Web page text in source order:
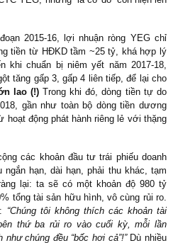
con số doanh thu 70 triệu mỹ kim
biệt khi so sánh với doanh số
doanh nghiệp VN như Facebook
US$130 triệu (2) Vì là NĐT tài
chi phí trung bình/nghìn lượt xem
hàng thấp nhứt thế giới: chỉ
lượt xem, trong khi ở Hoa Kỳ
lượt), Ấn Độ (0.6USD/1k lượt), do
nầy tăng vọt như vậy là
chưa tính đến khả năng một số
“click-farms”, tức các trại dùng
Trung Quốc, Ấn Độ, v.v cốt
chóng.
YEG, những “lá cờ đỏ” còn